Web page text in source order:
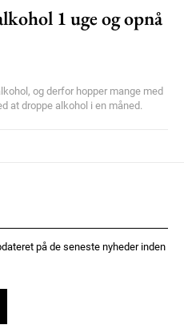
MONTHLY PRICING
1 uge og opnå
og derfor hopper mange med
at droppe alkohol i en måned.
på de seneste nyheder inden